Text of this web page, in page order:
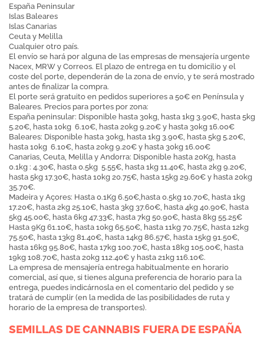
España Peninsular
Islas Baleares
Islas Canarias
Ceuta y Melilla
Cualquier otro país.
El envío se hará por alguna de las empresas de mensajería urgente
Nacex, MRW y Correos. El plazo de entrega en tu domicilio y el
coste del porte, dependerán de la zona de envío, y te será mostrado
antes de finalizar la compra.
El porte será gratuito en pedidos superiores a 50€ en Península y
Baleares. Precios para portes por zona:
España peninsular: Disponible hasta 30kg, hasta 1kg 3.90€, hasta 5kg
5.20€, hasta 10kg 6.10€, hasta 20kg 9.20€ y hasta 30kg 16.00€
Baleares: Disponible hasta 30kg, hasta 1kg 3.90€, hasta 5kg 5.20€,
hasta 10kg 6.10€, hasta 20kg 9.20€ y hasta 30kg 16.00€
Canarias, Ceuta, Melilla y Andorra: Disponible hasta 20Kg, hasta
0.1kg : 4.30€, hasta 0.5kg 5.55€, hasta 1kg 11.40€, hasta 2kg 9.20€,
hasta 5kg 17.30€, hasta 10kg 20.75€, hasta 15kg 29.60€ y hasta 20kg
35.70€.
Madeira y Açores: Hasta 0.1Kg 6.50€,hasta 0.5kg 10.70€, hasta 1kg
17.20€, hasta 2kg 25.10€, hasta 3kg 37.60€, hasta 4kg 40.90€, hasta
5kg 45.00€, hasta 6kg 47.33€, hasta 7kg 50.90€, hasta 8kg 55.25€
Hasta 9Kg 61.10€, hasta 10kg 65.50€, hasta 11kg 70.75€, hasta 12kg
75.50€, hasta 13kg 81.40€, hasta 14kg 86.57€, hasta 15kg 91.50€,
hasta 16kg 95.80€, hasta 17kg 100.70€, hasta 18kg 105.00€, hasta
19kg 108.70€, hasta 20kg 112.40€ y hasta 21kg 116.10€.
La empresa de mensajería entrega habitualmente en horario
comercial, así que, si tienes alguna preferencia de horario para la
entrega, puedes indicárnosla en el comentario del pedido y se
tratará de cumplir (en la medida de las posibilidades de ruta y
horario de la empresa de transportes).
SEMILLAS DE CANNABIS FUERA DE ESPAÑA